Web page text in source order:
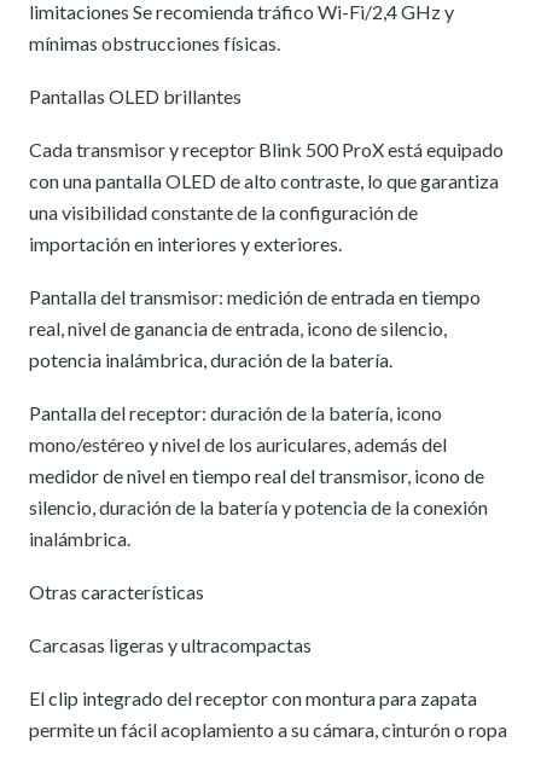
limitaciones Se recomienda tráfico Wi-Fi/2,4 GHz y
mínimas obstrucciones físicas.
Pantallas OLED brillantes
Cada transmisor y receptor Blink 500 ProX está equipado
con una pantalla OLED de alto contraste, lo que garantiza
una visibilidad constante de la configuración de
importación en interiores y exteriores.
Pantalla del transmisor: medición de entrada en tiempo
real, nivel de ganancia de entrada, icono de silencio,
potencia inalámbrica, duración de la batería.
Pantalla del receptor: duración de la batería, icono
mono/estéreo y nivel de los auriculares, además del
medidor de nivel en tiempo real del transmisor, icono de
silencio, duración de la batería y potencia de la conexión
inalámbrica.
Otras características
Carcasas ligeras y ultracompactas
El clip integrado del receptor con montura para zapata
permite un fácil acoplamiento a su cámara, cinturón o ropa